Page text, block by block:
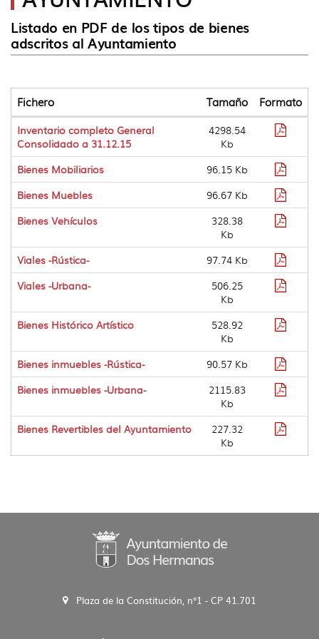
idioma
Listado en PDF de los tipos de bienes
adscritos al Ayuntamiento
Tabla
que
lista
diferentes
descargas
de
ficheros
Fichero Tamaño Formato
Inventario completo General
Consolidado a 31.12.15
4298.54
Kb
Bienes Mobiliarios
96.15 Kb
pdf
Bienes Muebles
96.67 Kb
pdf
Bienes Vehículos
328.38
Kb
Viales -Rústica-
97.74 Kb
pdf
Viales -Urbana-
506.25
Kb
Bienes Histórico Artístico
528.92
Kb
Bienes inmuebles -Rústica-
90.57 Kb
pdf
Bienes inmuebles -Urbana-
2115.83
Kb
Bienes Revertibles del Ayuntamiento
227.32
Kb
Plaza de la Constitución, n°1 - CP 41.701